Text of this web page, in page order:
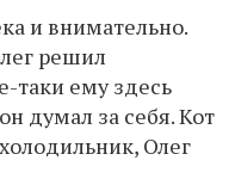
и внимательно.
решил
таки ему здесь
думал за себя. Кот
Олег